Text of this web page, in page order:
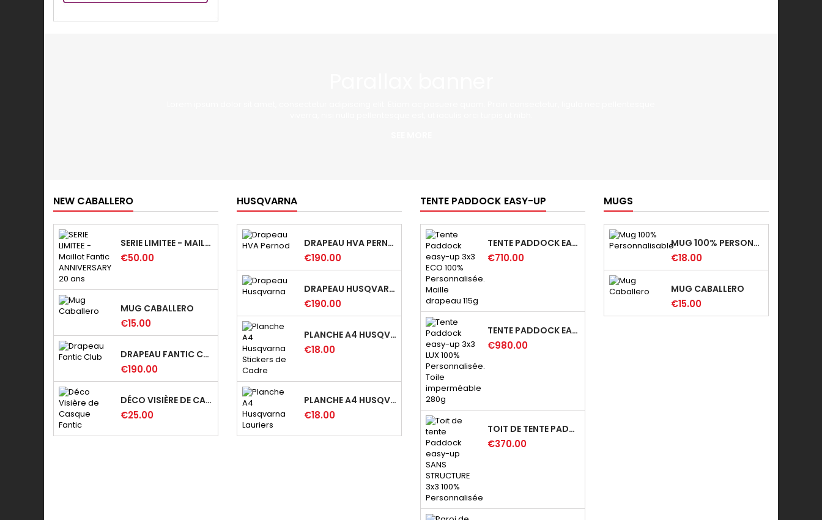
NEW CABALLERO
SERIE LIMITEE - MAILLOT FANTIC ANNIVERSARY...
€50.00
MUG CABALLERO
€15.00
DRAPEAU FANTIC CLUB
€190.00
DÉCO VISIÈRE DE CASQUE FANTIC
€25.00
HUSQVARNA
DRAPEAU HVA PERNOD
€190.00
DRAPEAU HUSQVARNA
€190.00
PLANCHE A4 HUSQVARNA STICKERS DE CADRE
€18.00
PLANCHE A4 HUSQVARNA LAURIERS
€18.00
TENTE PADDOCK EASY-UP
TENTE PADDOCK EASY-UP 3X3 ECO 100%...
€710.00
TENTE PADDOCK EASY-UP 3X3 LUX 100%...
€980.00
TOIT DE TENTE PADDOCK EASY-UP SANS...
€370.00
MUGS
MUG 100% PERSONNALISABLE
€18.00
MUG CABALLERO
€15.00